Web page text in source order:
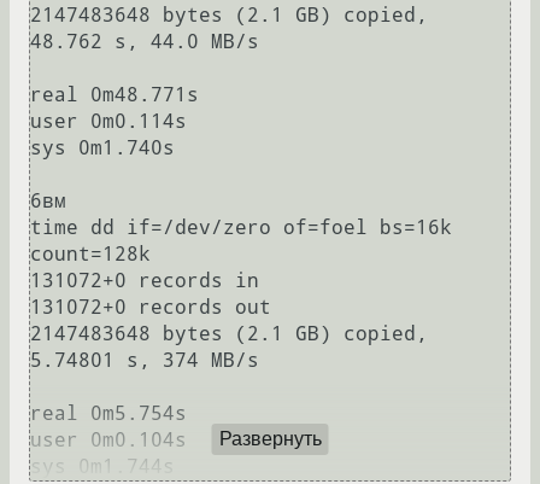
2147483648 bytes (2.1 GB) copied,
48.762 s, 44.0 MB/s
real 0m48.771s
user 0m0.114s
sys 0m1.740s
6вм
time dd if=/dev/zero of=foel bs=16k
count=128k
131072+0 records in
131072+0 records out
2147483648 bytes (2.1 GB) copied,
5.74801 s, 374 MB/s
real 0m5.754s
user 0m0.104s
Развернуть